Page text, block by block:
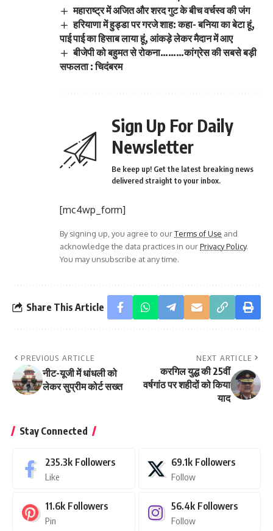
महाराष्ट्र में अजित और शरद गुट के बीच वर्चस्व की जंग
हरियाणा में हुड्डा पर गरजे शाह: कहा- बनिया का बेटा हूं,
पाई पाई का हिसाब लाया हूं, आंकड़े लेकर मैदान में आए
बीजेपी को बहुमत से रोकना………कांग्रेस की सबसे बड़ी
सफलता : चिदंबरम
Sign Up For Daily
Newsletter
Be keep up! Get the latest breaking news
delivered straight to your inbox.
[mc4wp_form]
By signing up, you agree to ourTerms of Use and
acknowledge the data practices in ourPrivacy Policy.
You may unsubscribe at any time.
Share This Article
PREVIOUS ARTICLE
नीट-यूजी में धांधली को
लेकर सुप्रीम कोर्ट सख्त
NEXT ARTICLE
करगिल युद्ध की 25वीं
वर्षगांठ पर शहीदों को किया
याद
Stay Connected
235.3k Followers
Like
69.1k Followers
Follow
11.6k Followers
Pin
56.4k Followers
Follow